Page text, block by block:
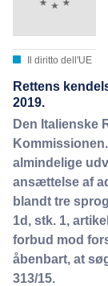
Il diritto dell'UE
Rettens
2019.
Den Italienske
almindelige
ansættelse af
blandt tre
1d, stk. 1,
forbud mod
åbenbart, at
313/15.